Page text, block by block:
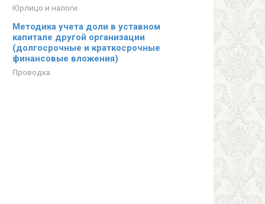
Юрлицо и налоги
Методика учета доли в уставном
капитале другой организации
(долгосрочные и краткосрочные
финансовые вложения)
Проводка